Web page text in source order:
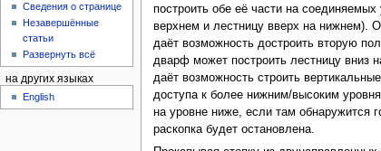
построить обе её части на соединяемых
верхнем и лестницу вверх на нижнем).
даёт возможность достроить вторую
дварф может построить лестницу вниз
даёт возможность строить
доступа к более нижним/высоким
на уровне ниже, если там обнаружится
раскопка будет остановлена.
Сведения о странице
Незавершённые
статьи
Развернуть всё
на других языках
English